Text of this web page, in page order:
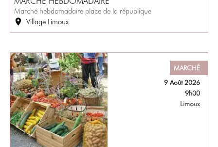
Marché hebdomadaire place de la république
Village Limoux
MARCHÉ
9 Août 2026
9h00
Limoux